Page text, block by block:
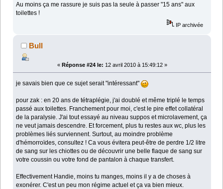
Au moins ça me rassure je suis pas la seule à passer "15 ans" aux
toilettes !
IP archivée
Bull
« Réponse #24 le: 12 avril 2010 à 15:49:12 »
je savais bien que ce sujet serait "intéressant"
pour zak : en 20 ans de tétraplégie, j'ai doublé et même triplé le temps
passé aux toilettes. Franchement pour moi, c'est le pire effet collatéral
de la paralysie. J'ai tout essayé au niveau suppos et microlavement, ça
ne veut jamais descendre. Et forcement, plus tu restes aux wc, plus les
problèmes liés surviennent. Surtout, au moindre problème
d'hémorroïdes, consultez ! Ca vous évitera peut-être de perdre 1/2 litre
de sang sur les chiottes ou de découvrir une belle flaque de sang sur
votre coussin ou votre fond de pantalon à chaque transfert.
Effectivement Handie, moins tu manges, moins il y a de choses à
exonérer. C'est un peu mon régime actuel et ça va bien mieux.